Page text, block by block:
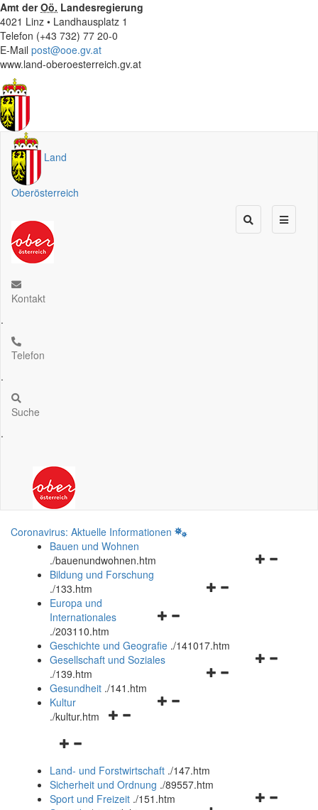
Amt derOö. Landesregierung
4021 Linz • Landhausplatz 1
Telefon (+43 732) 77 20-0
E-Mail post@ooe.gv.at
www.land-oberoesterreich.gv.at
Land
Oberösterreich
Kontakt
.
Telefon
.
Suche
.
Coronavirus: Aktuelle Informationen
Bauen und Wohnen
./bauenundwohnen.htm
Navigationsmenü
Bildung und Forschung
./133.htm
Navigationsmenü
und
schließen
Europa und
Internationales
./203110.htm
Geschichte und Geografie ./141017.htm
Navigationsmenü
Gesellschaft und Soziales
./139.htm
Navigationsmenü
Gesundheit ./141.htm
Navigationsmenü
Kultur
./kultur.htm
Navigationsmenü
und
schließen
Land- und Forstwirtschaft ./147.htm
Sicherheit und Ordnung ./89557.htm
Sport und Freizeit ./151.htm